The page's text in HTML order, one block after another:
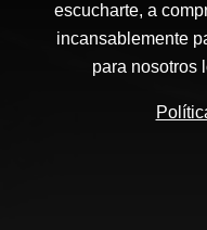
escucharte, a
incansablemente
para nosotros